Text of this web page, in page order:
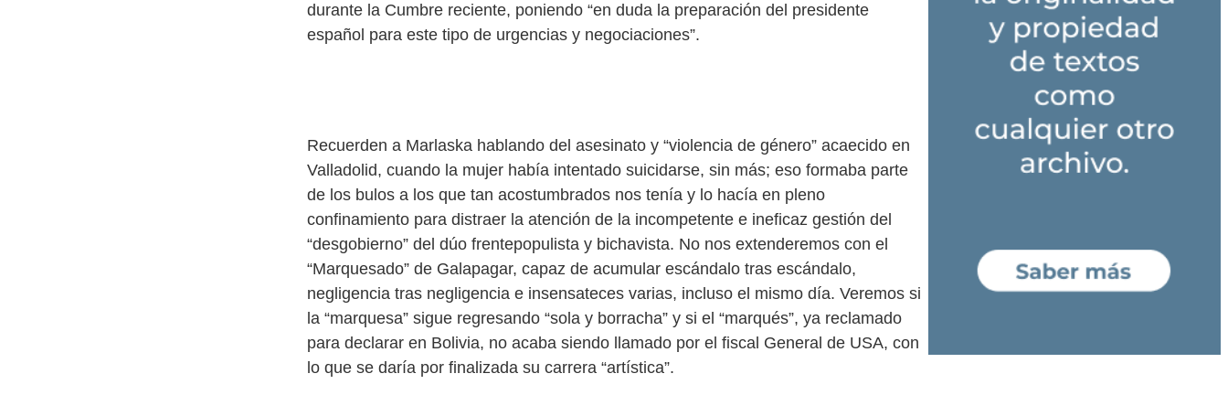
durante la Cumbre reciente, poniendo “en duda la preparación del presidente
español para este tipo de urgencias y negociaciones”.
Recuerden a Marlaska hablando del asesinato y “violencia de género” acaecido en
Valladolid, cuando la mujer había intentado suicidarse, sin más; eso formaba parte
de los bulos a los que tan acostumbrados nos tenía y lo hacía en pleno
confinamiento para distraer la atención de la incompetente e ineficaz gestión del
“desgobierno” del dúo frentepopulista y bichavista. No nos extenderemos con el
“Marquesado” de Galapagar, capaz de acumular escándalo tras escándalo,
negligencia tras negligencia e insensateces varias, incluso el mismo día. Veremos si
la “marquesa” sigue regresando “sola y borracha” y si el “marqués”, ya reclamado
para declarar en Bolivia, no acaba siendo llamado por el fiscal General de USA, con
lo que se daría por finalizada su carrera “artística”.